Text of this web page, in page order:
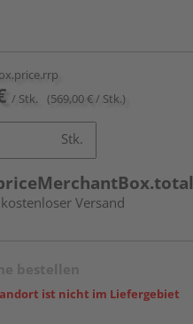
/ Stk. (569,00 € / Stk.)
Stk.
kostenloser Versand
ist nicht im Liefergebiet